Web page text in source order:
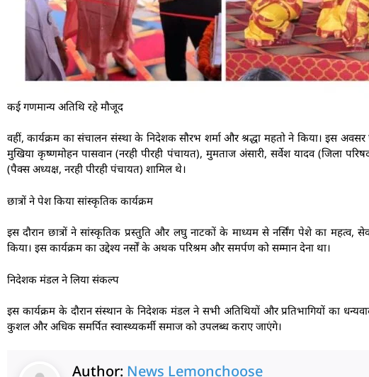
कई गणमान्य अतिथि रहे मौजूद
वहीं, कार्यक्रम का संचालन संस्था के निदेशक सौरभ शर्मा और श्रद्धा महतो ने किया। इस
मुखिया कृष्णमोहन पासवान (नरही पीरही पंचायत), मुमताज अंसारी, सर्वेश यादव (जिला
(पैक्स अध्यक्ष, नरही पीरही पंचायत) शामिल थे।
छात्रों ने पेश किया सांस्कृतिक कार्यक्रम
इस दौरान छात्रों ने सांस्कृतिक प्रस्तुति और लघु नाटकों के माध्यम से नर्सिंग पेशे का महत्व,
किया। इस कार्यक्रम का उद्देश्य नर्सों के अथक परिश्रम और समर्पण को सम्मान देना था।
निदेशक मंडल ने लिया संकल्प
इस कार्यक्रम के दौरान संस्थान के निदेशक मंडल ने सभी अतिथियों और प्रतिभागियों का
कुशल और अधिक समर्पित स्वास्थ्यकर्मी समाज को उपलब्ध कराए जाएंगे।
Author: News Lemonchoose